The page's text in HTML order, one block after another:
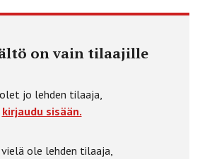
on vain tilaajille
jo lehden tilaaja,
kirjaudu sisään.
ole lehden tilaaja,